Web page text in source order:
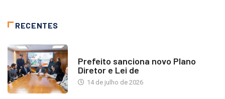
RECENTES
Prefeito sanciona novo Plano
Diretor e Lei de
14 de julho de 2026